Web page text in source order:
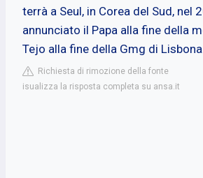
terrà a Seul, in Corea del Sud, nel
annunciato il Papa alla fine della
Tejo alla fine della Gmg di Lisbona.
Richiesta di rimozione della fonte
isualizza la risposta completa su ansa.it